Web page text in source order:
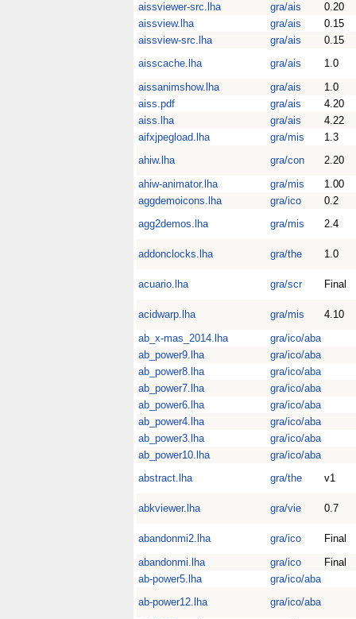
aissviewer-src.lha
gra/ais
0.20
aissview.lha
gra/ais
0.15
aissview-src.lha
gra/ais
0.15
aisscache.lha
gra/ais
1.0
aissanimshow.lha
gra/ais
1.0
aiss.pdf
gra/ais
4.20
aiss.lha
gra/ais
4.22
aifxjpegload.lha
gra/mis
1.3
ahiw.lha
gra/con
2.20
ahiw-animator.lha
gra/mis
1.00
aggdemoicons.lha
gra/ico
0.2
agg2demos.lha
gra/mis 2.4
addonclocks.lha gra/the 1.0
acuario.lha gra/scr Final
acidwarp.lha gra/mis
4.10
ab_x-mas_2014.lha
gra/ico/aba
ab_power9.lha
gra/ico/aba
ab_power8.lha
gra/ico/aba
ab_power7.lha
gra/ico/aba
ab_power6.lha
gra/ico/aba
ab_power4.lha
gra/ico/aba
ab_power3.lha
gra/ico/aba
ab_power10.lha
gra/ico/aba
abstract.lha
gra/the v1
abkviewer.lha gra/vie 0.7
abandonmi2.lha gra/ico
Final
abandonmi.lha
gra/ico
Final
ab-power5.lha
gra/ico/aba
ab-power12.lha
gra/ico/aba